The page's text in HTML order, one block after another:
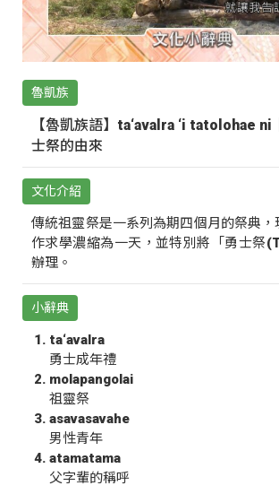
魯凱族
【魯凱族語】ta‘avalra ‘i tatolohae ni
士祭的由來
文化介紹
傳統祖靈祭是一系列為期四個月的祭典
作求學濃縮為一天，並特別將「勇士祭
辦理。
小辭典
ta‘avalra
勇士成年禮
molapangolai
祖靈祭
asavasavahe
男性青年
atamatama
父字輩的稱呼